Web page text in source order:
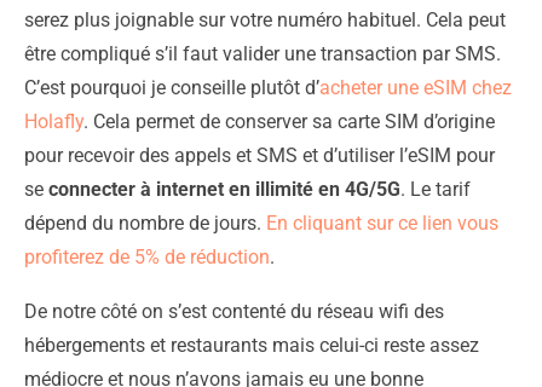
serez plus joignable sur votre numéro habituel. Cela peut
être compliqué s’il faut valider une transaction par SMS.
C’est pourquoi je conseille plutôt d’acheter une eSIM chez
Holafly. Cela permet de conserver sa carte SIM d’origine
pour recevoir des appels et SMS et d’utiliser l’eSIM pour
se connecter à internet en illimité en 4G/5G. Le tarif
dépend du nombre de jours. En cliquant sur ce lien vous
profiterez de 5% de réduction.
De notre côté on s’est contenté du réseau wifi des
hébergements et restaurants mais celui-ci reste assez
médiocre et nous n’avons jamais eu une bonne